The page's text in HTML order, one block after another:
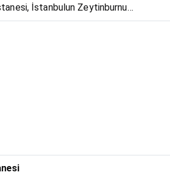
İstanbulun Zeytinburnu
tarafından kurulmuş özel